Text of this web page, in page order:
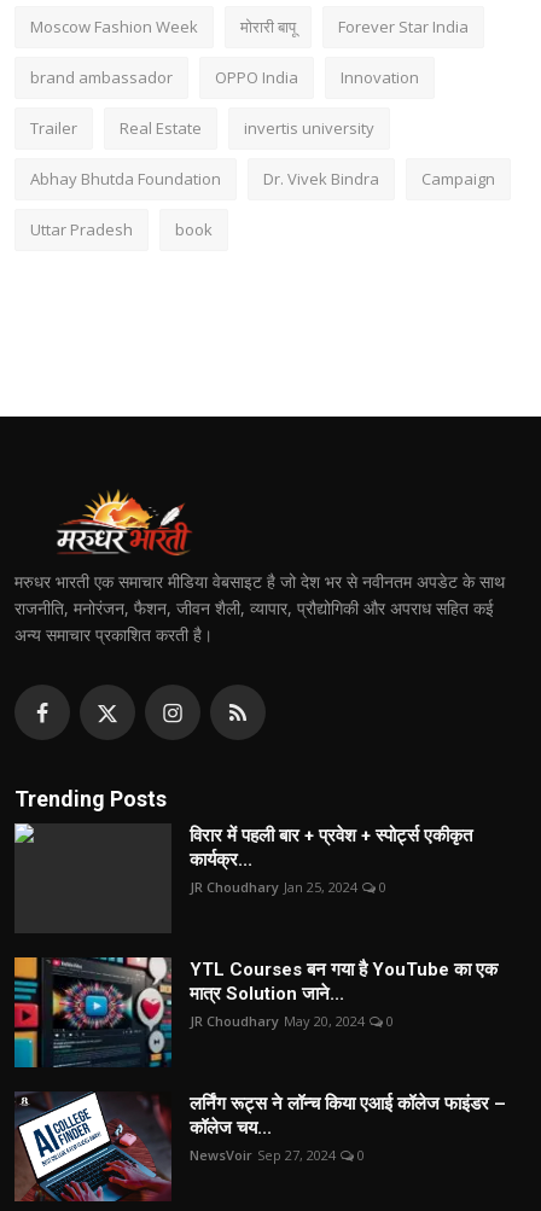
Moscow Fashion Week मोरारी बापू Forever Star India
brand ambassador OPPO India Innovation
Trailer Real Estate invertis university
Abhay Bhutda Foundation Dr. Vivek Bindra Campaign
Uttar Pradesh book
मरुधर भारती एक समाचार मीडिया वेबसाइट है जो देश भर से नवीनतम अपडेट के साथ
राजनीति, मनोरंजन, फैशन, जीवन शैली, व्यापार, प्रौद्योगिकी और अपराध सहित कई
अन्य समाचार प्रकाशित करती है।
Trending Posts
विरार में पहली बार + प्रवेश + स्पोर्ट्स एकीकृत
कार्यक्र...
JR Choudhary Jan 25, 2024 0
YTL Courses बन गया है YouTube का एक
मात्र Solution जाने...
JR Choudhary May 20, 2024 0
लर्निंग रूट्स ने लॉन्च किया एआई कॉलेज फाइंडर –
कॉलेज चय...
NewsVoir Sep 27, 2024 0